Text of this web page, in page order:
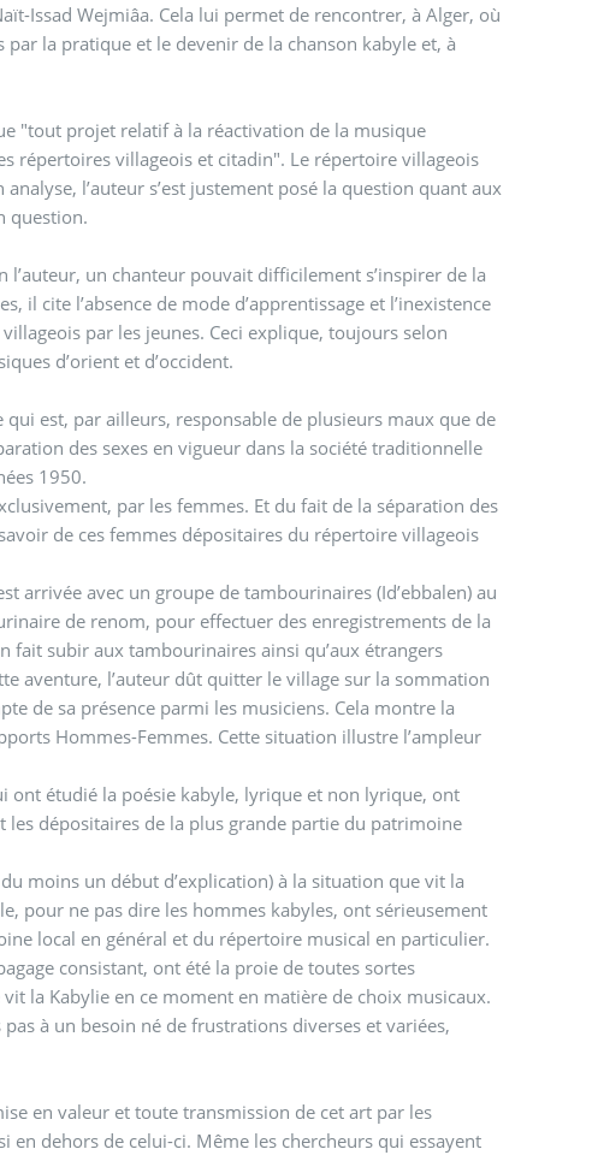
Issad Wejmiâa. Cela lui permet de rencontrer, à Alger, où
la pratique et le devenir de la chanson kabyle et, à
"tout projet relatif à la réactivation de la musique
répertoires villageois et citadin". Le répertoire villageois
l’auteur s’est justement posé la question quant aux
question.
un chanteur pouvait difficilement s’inspirer de la
il cite l’absence de mode d’apprentissage et l’inexistence
par les jeunes. Ceci explique, toujours selon
d’orient et d’occident.
est, par ailleurs, responsable de plusieurs maux que de
des sexes en vigueur dans la société traditionnelle
1950.
par les femmes. Et du fait de la séparation des
de ces femmes dépositaires du répertoire villageois
arrivée avec un groupe de tambourinaires (Id’ebbalen) au
de renom, pour effectuer des enregistrements de la
fait subir aux tambourinaires ainsi qu’aux étrangers
aventure, l’auteur dût quitter le village sur la sommation
de sa présence parmi les musiciens. Cela montre la
Hommes-Femmes. Cette situation illustre l’ampleur
ont étudié la poésie kabyle, lyrique et non lyrique, ont
dépositaires de la plus grande partie du patrimoine
moins un début d’explication) à la situation que vit la
pour ne pas dire les hommes kabyles, ont sérieusement
local en général et du répertoire musical en particulier.
consistant, ont été la proie de toutes sortes
la Kabylie en ce moment en matière de choix musicaux.
à un besoin né de frustrations diverses et variées,
en valeur et toute transmission de cet art par les
dehors de celui-ci. Même les chercheurs qui essayent